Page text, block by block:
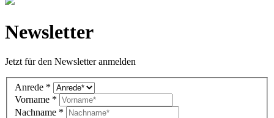
Newsletter
Jetzt für den Newsletter anmelden
Newsletter
DE
(footer)
Anrede *
Vorname *
Nachname *